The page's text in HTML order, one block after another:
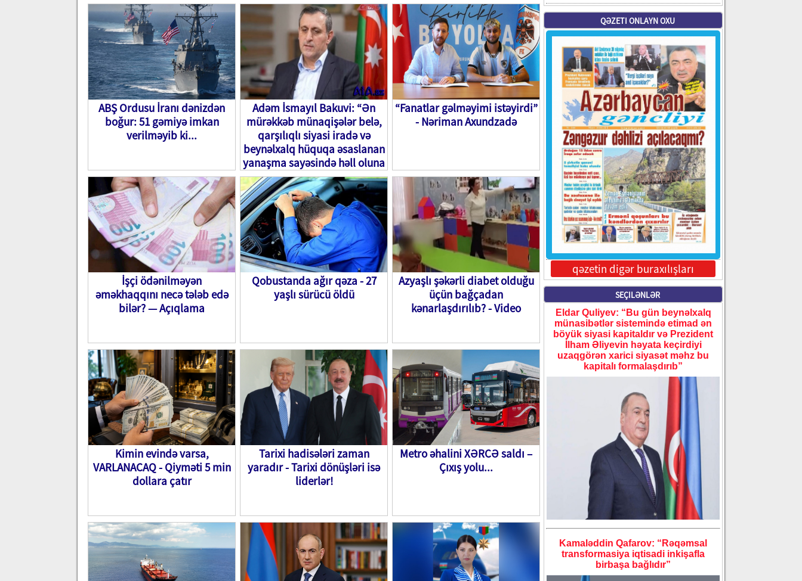
ABŞ Ordusu İranı dənizdən
boğur: 51 gəmiyə imkan
verilməyib ki...
Adəm İsmayıl Bakuvi: “Ən
mürəkkəb münaqişələr belə,
qarşılıqlı siyasi iradə və
beynəlxalq hüquqa əsaslanan
yanaşma sayəsində həll oluna
bilər”
“Fanatlar gəlməyimi istəyirdi”
- Nəriman Axundzadə
İşçi ödənilməyən
əməkhaqqını necə tələb edə
bilər? — Açıqlama
Qobustanda ağır qəza - 27
yaşlı sürücü öldü
Azyaşlı şəkərli diabet olduğu
üçün bağçadan
kənarlaşdırılıb? - Video
Kimin evində varsa,
VARLANACAQ - Qiyməti 5 min
dollara çatır
Tarixi hadisələri zaman
yaradır - Tarixi dönüşləri isə
liderlər!
Metro əhalini XƏRCƏ saldı –
Çıxış yolu...
QƏZETI ONLAYN OXU
qəzetin digər buraxılışları
SEÇILƏNLƏR
Eldar Quliyev: “Bu gün beynəlxalq
münasibətlər sistemində etimad ən
böyük siyasi kapitaldır və Prezident
İlham Əliyevin həyata keçirdiyi
uzaqgörən xarici siyasət məhz bu
kapitalı formalaşdırıb”
Kamaləddin Qafarov: “Rəqəmsal
transformasiya iqtisadi inkişafla
birbaşa bağlıdır”